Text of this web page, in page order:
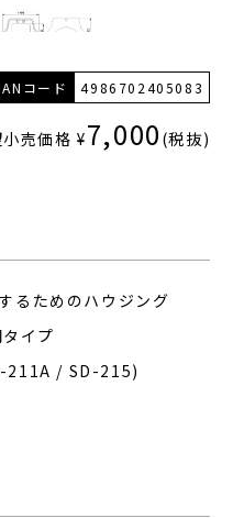
コード 4986702405083
売価格 ¥7,000 (税抜)
るためのハウジング
イプ
211A / SD-215)